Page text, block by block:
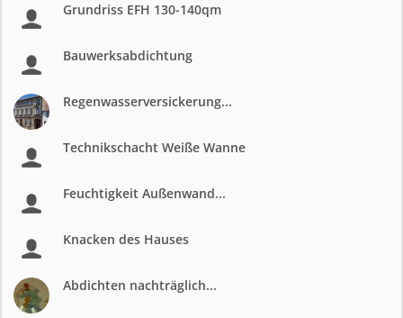
Grundriss EFH 130-140qm
Bauwerksabdichtung
Regenwasserversickerung...
Technikschacht Weiße Wanne
Feuchtigkeit Außenwand...
Knacken des Hauses
Abdichten nachträglich...